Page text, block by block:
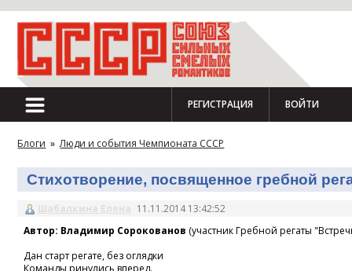
РЕГИСТРАЦИЯ ВОЙТИ
Блоги » Люди и события Чемпионата СССР
Стихотворение, посвященное гребной
Шабалкина Елена 11.11.2014 13:42:52
Автор: Владимир Сорокованов (участник Гребной регаты
Дан старт регате, без оглядки
Команды ринулись вперед.